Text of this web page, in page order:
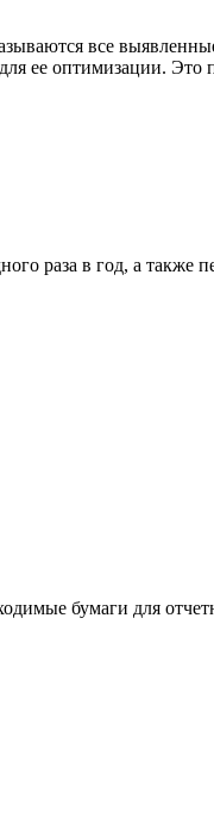
все
ее оптимизации. Это
раза в год, а также
бумаги для